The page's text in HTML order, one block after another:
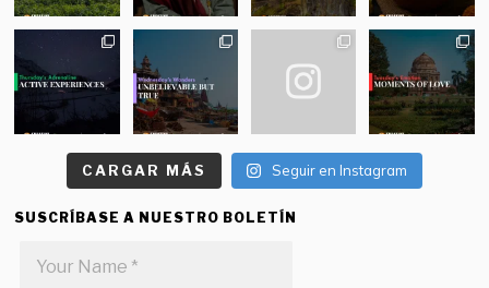
CARGAR MÁS Seguir en Instagram
SUSCRÍBASE A NUESTRO BOLETÍN